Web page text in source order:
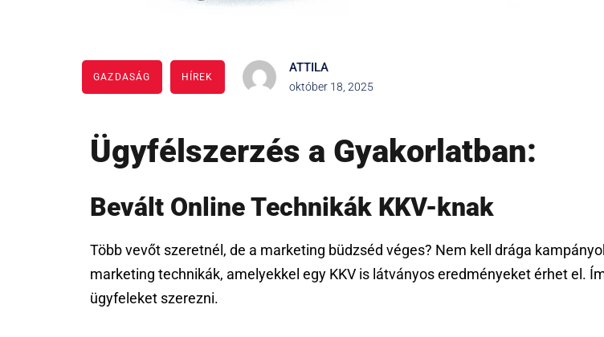
GAZDASÁG HÍREK
ATTILA
október 18, 2025
Ügyfélszerzés a Gyakorlatban:
Bevált Online Technikák KKV-knak
Több vevőt szeretnél, de a marketing büdzséd véges? Nem kell drága
marketing technikák, amelyekkel egy KKV is látványos eredményeket érhet el.
ügyfeleket szerezni.